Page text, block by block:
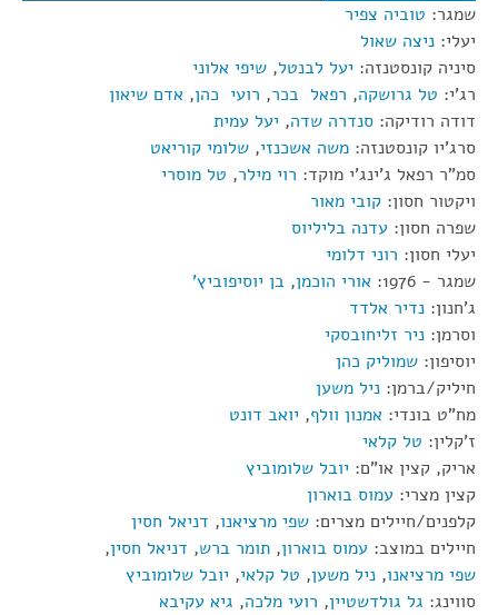
שמגר: טוביה צפיר
יעלי: ניצה שאול
סיניה קונסטנזה: יעל לבנטל, שיפי אלוני
רג'י: טל גרושקה, רפאל בכר, רועי כהן, אדם שיאון
דודה רודיקה: סנדרה שדה, יעל עמית
סרג'יו קונסטנזה: משה אשכנזי, שלומי קוריאט
סמ"ר רפאל ג'ינג'י מוקד: רוי מילר, טל מוסרי
ויקטור חסון: קובי מאור
שפרה חסון: עדנה בליליוס
יעלי חסון: רוני דלומי
שמגר - 1976:
אורי הוכמן, בן יוסיפוביץ'
ג'חנון: נדיר אלדד
וסרמן: ניר זליחובסקי
יוסיפון: שמוליק כהן
חיליק/ברמן: ניל משען
מח"ט בונדי: אמנון וולף, יואב דונט
ז'קלין: טל קלאי
אריק, קצין או"ם: יובל שלומוביץ
קצין מצרי: עמוס בוארון
קלפנים/חיילים מצרים: שפי מרציאנו, דניאל חסין
חיילים במוצב: עמוס בוארון, תומר ברש, דניאל חסין,
שפי מרציאנו, ניל משען, טל קלאי, יובל שלומוביץ
סווינג: גל גולדשטיין, רועי מלכה, גיא עקיבא